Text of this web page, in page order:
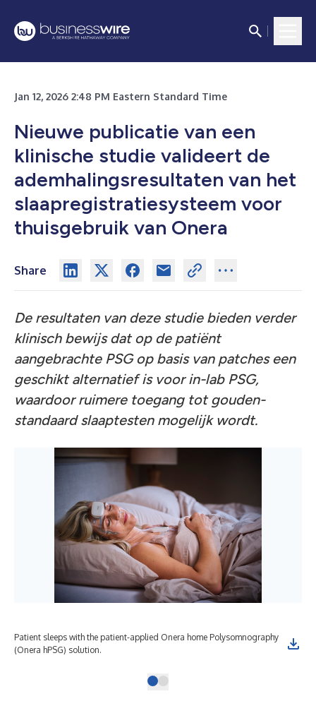
Jan 12, 2026 2:48 PM Eastern Standard Time
Nieuwe publicatie van een
klinische studie valideert de
ademhalingsresultaten van het
slaapregistratiesysteem voor
thuisgebruik van Onera
Share
De resultaten van deze studie bieden verder
klinisch bewijs dat op de patiënt
aangebrachte PSG op basis van patches een
geschikt alternatief is voor in-lab PSG,
waardoor ruimere toegang tot gouden-
standaard slaaptesten mogelijk wordt.
Patient sleeps with the patient-applied Onera home Polysomnography
(Onera hPSG) solution.